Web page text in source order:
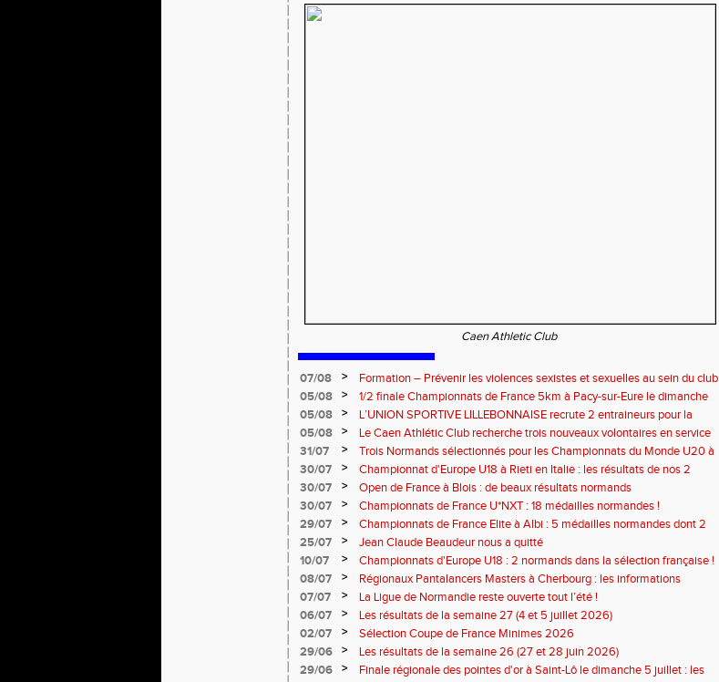
Caen Athletic Club
07/08 >
Formation – Prévenir les violences sexistes et sexuelles au sein du club
: le 26 septembre 2026
05/08 >
1/2 finale Championnats de France 5km à Pacy-sur-Eure le dimanche
13 septembre 2026 : les informations
05/08 >
L’UNION SPORTIVE LILLEBONNAISE recrute 2 entraineurs pour la
rentrée 2026
05/08 >
Le Caen Athlétic Club recherche trois nouveaux volontaires en service
civique à compter de septembre 2026
31/07 >
Trois Normands sélectionnés pour les Championnats du Monde U20 à
Eugene !
30/07 >
Championnat d'Europe U18 à Rieti en Italie : les résultats de nos 2
normands
30/07 >
Open de France à Blois : de beaux résultats normands
30/07
>
Championnats de France U*NXT : 18 médailles normandes !
29/07
>
Championnats de France Elite à Albi : 5 médailles normandes dont 2
titres !
25/07 >
Jean Claude Beaudeur nous a quitté
10/07
>
Championnats d'Europe U18 : 2 normands dans la sélection française !
08/07
>
Régionaux Pantalancers Masters à Cherbourg : les informations
07/07
>
La Ligue de Normandie reste ouverte tout l’été !
06/07
>
Les résultats de la semaine 27 (4 et 5 juillet 2026)
02/07
>
Sélection Coupe de France Minimes 2026
29/06
>
Les résultats de la semaine 26 (27 et 28 juin 2026)
29/06
>
Finale régionale des pointes d'or à Saint-Lô le dimanche 5 juillet : les